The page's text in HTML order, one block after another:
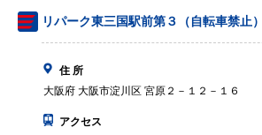
リパーク東三国駅前第３（自転車禁止）
住 所
大阪府 大阪市淀川区 宮原２－１２－１６
アクセス